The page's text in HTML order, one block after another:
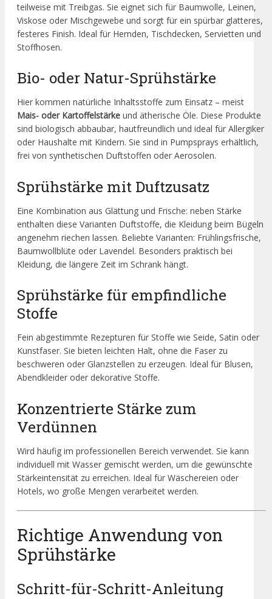
teilweise mit Treibgas. Sie eignet sich für Baumwolle, Leinen,
Viskose oder Mischgewebe und sorgt für ein spürbar glatteres,
festeres Finish. Ideal für Hemden, Tischdecken, Servietten und
Stoffhosen.
Bio- oder Natur-Sprühstärke
Hier kommen natürliche Inhaltsstoffe zum Einsatz – meist
Mais- oder Kartoffelstärke und ätherische Öle. Diese Produkte
sind biologisch abbaubar, hautfreundlich und ideal für Allergiker
oder Haushalte mit Kindern. Sie sind in Pumpsprays erhältlich,
frei von synthetischen Duftstoffen oder Aerosolen.
Sprühstärke mit Duftzusatz
Eine Kombination aus Glättung und Frische: neben Stärke
enthalten diese Varianten Duftstoffe, die Kleidung beim Bügeln
angenehm riechen lassen. Beliebte Varianten: Frühlingsfrische,
Baumwollblüte oder Lavendel. Besonders praktisch bei
Kleidung, die längere Zeit im Schrank hängt.
Sprühstärke für empfindliche
Stoffe
Fein abgestimmte Rezepturen für Stoffe wie Seide, Satin oder
Kunstfaser. Sie bieten leichten Halt, ohne die Faser zu
beschweren oder Glanzstellen zu erzeugen. Ideal für Blusen,
Abendkleider oder dekorative Stoffe.
Konzentrierte Stärke zum
Verdünnen
Wird häufig im professionellen Bereich verwendet. Sie kann
individuell mit Wasser gemischt werden, um die gewünschte
Stärkeintensität zu erreichen. Ideal für Wäschereien oder
Hotels, wo große Mengen verarbeitet werden.
Richtige Anwendung von
Sprühstärke
Schritt-für-Schritt-Anleitung